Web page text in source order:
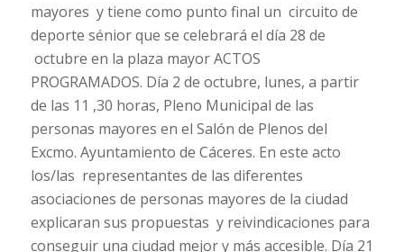
mayores y tiene como punto final un circuito de
deporte sénior que se celebrará el día 28 de
octubre en la plaza mayor ACTOS
PROGRAMADOS. Día 2 de octubre, lunes, a partir
de las 11 ,30 horas, Pleno Municipal de las
personas mayores en el Salón de Plenos del
Excmo. Ayuntamiento de Cáceres. En este acto
los/las representantes de las diferentes
asociaciones de personas mayores de la ciudad
explicaran sus propuestas y reivindicaciones para
conseguir una ciudad mejor y más accesible. Día 21